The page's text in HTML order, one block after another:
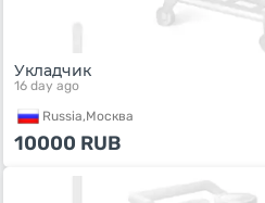
Укладчик
16 day ago
Russia,Москва
10000 RUB